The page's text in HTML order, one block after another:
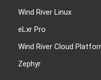
Wind River Linux
eLxr Pro
Wind River Cloud
Zephyr